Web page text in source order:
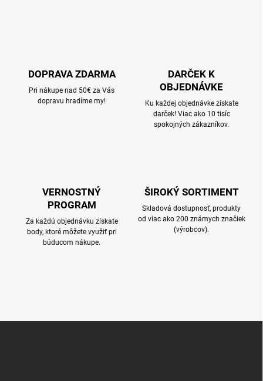
DOPRAVA ZDARMA
Pri nákupe nad 50€ za Vás
dopravu hradíme my!
DARČEK K
OBJEDNÁVKE
Ku každej objednávke získate
darček! Viac ako 10 tisíc
spokojných zákazníkov.
VERNOSTNÝ
PROGRAM
Za každú objednávku získate
body, ktoré môžete využiť pri
búducom nákupe.
ŠIROKÝ SORTIMENT
Skladová dostupnosť, produkty
od viac ako 200 známych značiek
(výrobcov).